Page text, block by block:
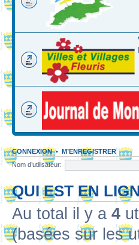
CONNEXION• M’ENREGISTRER
Nom d’utilisateur:
QUI EST EN
Au total il y a 4
(basées sur les